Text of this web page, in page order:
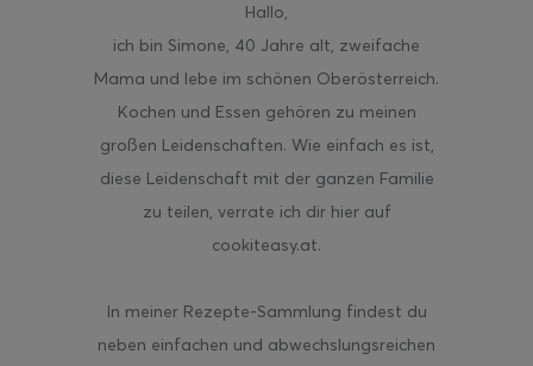
Hallo,
ich bin Simone, 40 Jahre alt, zweifache
Mama und lebe im schönen Oberösterreich.
Kochen und Essen gehören zu meinen
großen Leidenschaften. Wie einfach es ist,
diese Leidenschaft mit der ganzen Familie
zu teilen, verrate ich dir hier auf
cookiteasy.at.
In meiner Rezepte-Sammlung findest du
neben einfachen und abwechslungsreichen